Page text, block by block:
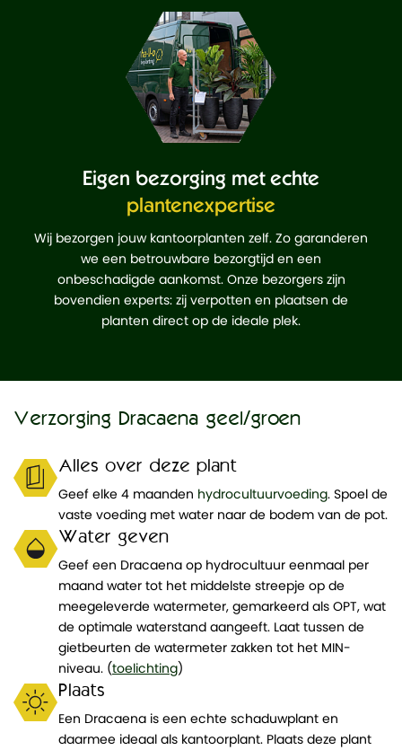
Eigen bezorging met echte
plantenexpertise
Wij bezorgen jouw kantoorplanten zelf. Zo garanderen
we een betrouwbare bezorgtijd en een
onbeschadigde aankomst. Onze bezorgers zijn
bovendien experts: zij verpotten en plaatsen de
planten direct op de ideale plek.
Verzorging Dracaena geel/groen
Alles over deze plant
Geef elke 4 maanden hydrocultuurvoeding. Spoel de
vaste voeding met water naar de bodem van de pot.
Water geven
Geef een Dracaena op hydrocultuur eenmaal per
maand water tot het middelste streepje op de
meegeleverde watermeter, gemarkeerd als OPT, wat
de optimale waterstand aangeeft. Laat tussen de
gietbeurten de watermeter zakken tot het MIN-
niveau. (toelichting)
Plaats
Een Dracaena is een echte schaduwplant en
daarmee ideaal als kantoorplant. Plaats deze plant